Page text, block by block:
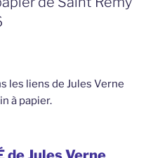
les liens de Jules Verne
à papier.